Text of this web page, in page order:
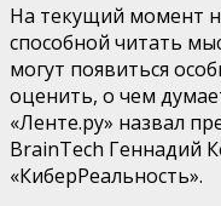
На текущий момент
способной читать
могут появиться
оценить, о чем
«Ленте.ру» назвал
BrainTech Геннадий
«КиберРеальность».